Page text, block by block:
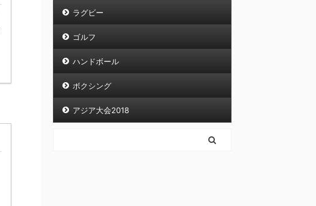
ラグビー
ゴルフ
ハンドボール
ボクシング
アジア大会2018